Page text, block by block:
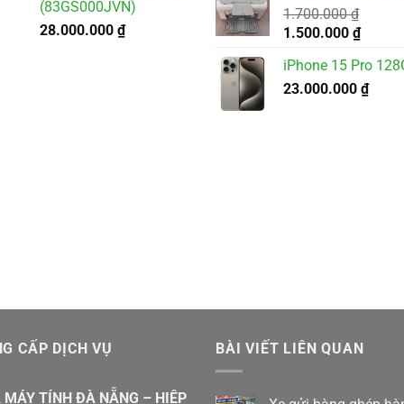
(83GS000JVN)
28.000.000 ₫
3.500.000 ₫.
1.700.000₫
Giá
là:
1.700.000 ₫.
1.500.000 ₫Giá
tại
là:
iPhone 15 Pro
23.000.000 ₫
CẤP DỊCH VỤ
MÁY TÍNH ĐÀ NẴNG – HIỆP
BÀI VIẾT LIÊN QUAN